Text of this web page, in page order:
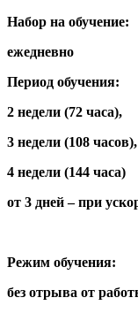
Набор на обучение:
ежедневно
Период обучения:
2 недели (72 часа),
3 недели (108 часов),
4 недели (144 часа)
от 3 дней – при
Режим обучения:
без отрыва от